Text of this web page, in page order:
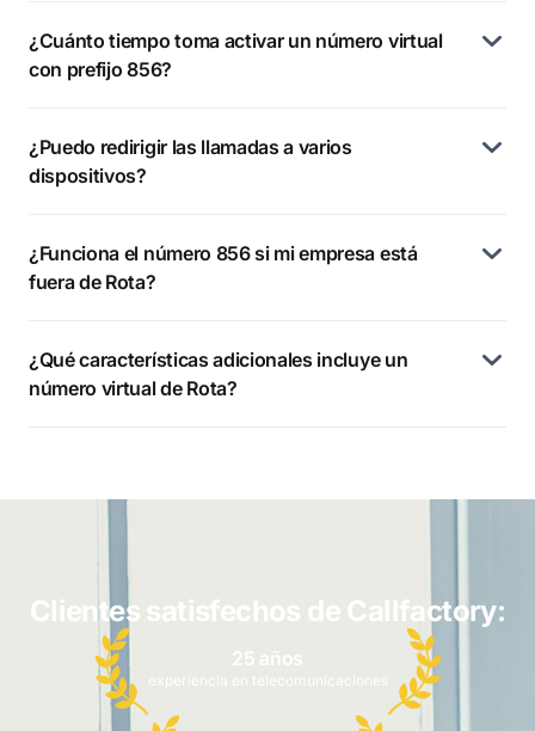
¿Cuánto tiempo toma activar un número virtual
con prefijo 856?
¿Puedo redirigir las llamadas a varios
dispositivos?
¿Funciona el número 856 si mi empresa está
fuera de Rota?
¿Qué características adicionales incluye un
número virtual de Rota?
Clientes satisfechos de Callfactory:
25 años
experiencia en telecomunicaciones